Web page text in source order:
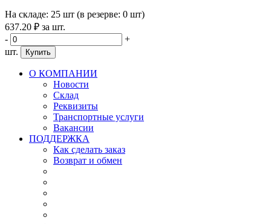
На складе: 25 шт (в резерве: 0 шт)
637.20 ₽ за шт.
-
+
шт.
Купить
О КОМПАНИИ
Новости
Склад
Реквизиты
Транспортные услуги
Вакансии
ПОДДЕРЖКА
Как сделать заказ
Возврат и обмен